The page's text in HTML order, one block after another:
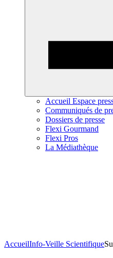
Accueil Espace
Communiqués de
Dossiers de presse
Flexi Gourmand
Flexi Pros
La Médiathèque
AccueilInfo-Veille Scientifique